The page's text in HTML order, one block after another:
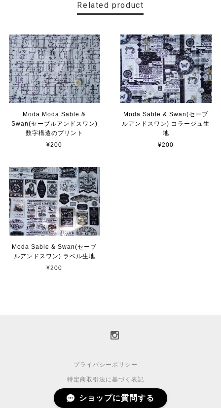
Related product
Moda Moda Sable &
Swan(セーブルアンドスワン)
数字構造のプリント
¥200
Moda Sable & Swan(セーブ
ルアンドスワン) コラージュ生
地
¥200
Moda Sable & Swan(セーブ
ルアンドスワン) ラベル生地
¥200
プライバシーポリシー
特定商取引法に基づく表記
© 2017 Quiltsnuts.
ショップに質問する